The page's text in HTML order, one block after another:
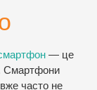
— це
Смартфони
часто не